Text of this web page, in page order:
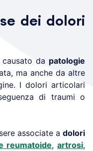
dei dolori
da patologie
ma anche da altre
I dolori articolari
di traumi o
associate a dolori
reumatoide,artrosi,